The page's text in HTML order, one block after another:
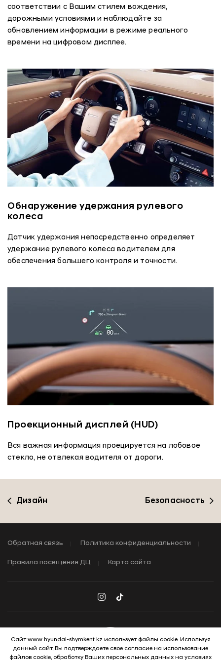
соответствии с Вашим стилем вождения,
дорожными условиями и наблюдайте за
обновлением информации в режиме реального
времени на цифровом дисплее.
Обнаружение удержания рулевого
колеса
Датчик удержания непосредственно определяет
удержание рулевого колеса водителем для
обеспечения большего контроля и точности.
Проекционный дисплей (HUD)
Вся важная информация проецируется на лобовое
стекло, не отвлекая водителя от дороги.
Дизайн Безопасность
Обратная связь Политика конфиденциальности
Правила посещения ДЦ Карта сайта
© 2026 Hyundai Motor Company
Сайт www.hyundai-shymkent.kz использует файлы cookie. Используя
данный сайт, Вы подтверждаете свое согласие на использование
файлов cookie, обработку Ваших персональных данных на условиях